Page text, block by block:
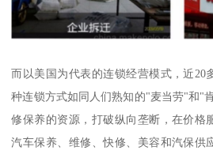
而以美国为代表的连锁经营模式，近20
种连锁方式如同人们熟知的"麦当劳"和"
修保养的资源，打破纵向垄断，在价格
汽车保养、维修、快修、美容和汽保供